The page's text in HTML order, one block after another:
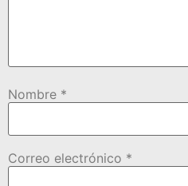
Nombre *
Correo electrónico *